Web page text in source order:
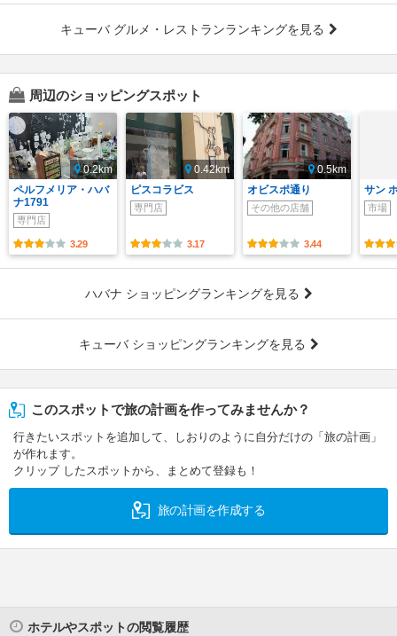
キューバ グルメ・レストランランキングを見る
周辺のショッピングスポット
0.2km
ペルフメリア・ハバ
ナ1791
専門店
3.29
0.42km
ピスコラビス
専門店
3.17
0.5km
オビスポ通り
その他の店舗
3.44
サン
市場
ハバナ ショッピングランキングを見る
キューバ ショッピングランキングを見る
このスポットで旅の計画を作ってみませんか？
行きたいスポットを追加して、しおりのように自分だけの「旅の計画」
が作れます。
クリップ したスポットから、まとめて登録も！
旅の計画を作成する
ホテルやスポットの閲覧履歴